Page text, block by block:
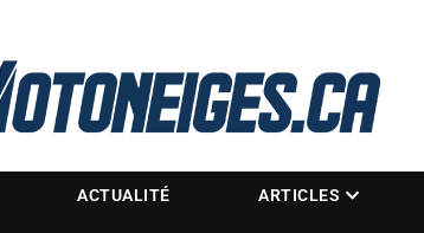
Motoneiges.ca
ACTUALITÉ ARTICLES